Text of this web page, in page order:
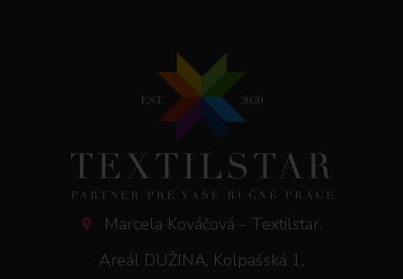
Marcela Kováčová - Textilstar,
Areál DUŽINA, Kolpašská 1,